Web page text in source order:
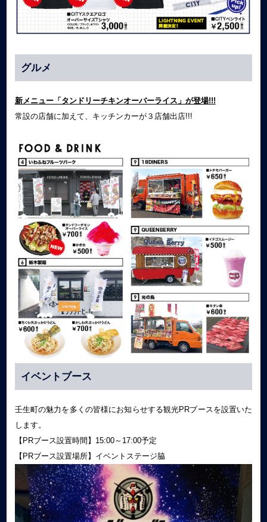
グルメ
新メニュー「タンドリーチキンオーバーライス」が登場!!!
常設の店舗に加えて、キッチンカーが３店舗出店!!!
イベントブース
壬生町の魅力を多くの皆様にお知らせする観光PRブースを設置いた
します。
【PRブース設置時間】15:00～17:00予定
【PRブース設置場所】イベントステージ脇